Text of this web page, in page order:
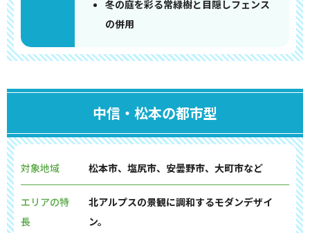
冬の庭を彩る常緑樹と目隠しフェンス
の併用
中信・松本の都市型
対象地域 松本市、塩尻市、安曇野市、大町市など
エリアの特
長
北アルプスの景観に調和するモダンデザイ
ン。